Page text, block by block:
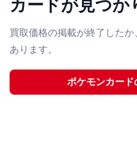
カードが見つか
買取価格の掲載が終了した
あります。
ポケモンカード